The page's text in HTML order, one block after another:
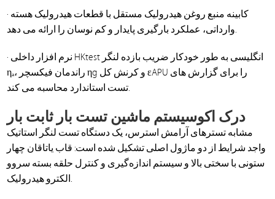
· کابینه منبع روغن هیدرولیک مستقل با قطعات هیدرولیک هسته
وارداتی، عملکرد بارگیری پایدار و کم نوسان را ارائه می دهد.
· نرم افزار داخلی HKtest انگلیسی به طور خودکار ضریب بازده لنگر
ηₐ، راندمان فیکسچر ηg و کرنش کل εAPU را برای گزارش های
تست استاندارد محاسبه می کند.
درک اکوسیستم ماشین تست بار ثابت بار
مشابه تسترهای آرامش استرس، یک دستگاه تست لنگر استاتیک
واجد شرایط از دو ماژول اصلی تشکیل شده است: قاب یاتاقان چهار
ستونی با سختی بالا و سیستم اندازه‌گیری و کنترل حلقه بسته سروو
الکترو هیدرولیک.